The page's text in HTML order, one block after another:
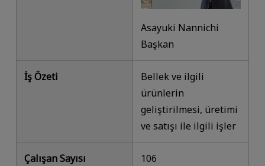
Asayuki Nannichi
Başkan
İş Özeti
Bellek ve ilgili
ürünlerin
geliştirilmesi, üretimi
ve satışı ile ilgili işler
Çalışan Sayısı 106